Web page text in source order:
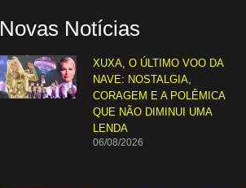
Novas Notícias
XUXA, O ÚLTIMO VOO DA
NAVE: NOSTALGIA,
CORAGEM E A POLÊMICA
QUE NÃO DIMINUI UMA
LENDA
06/08/2026